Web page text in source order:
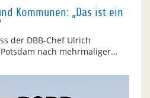
Kommunen: „Das ist ein
der DBB-Chef Ulrich
nach mehrmaliger…